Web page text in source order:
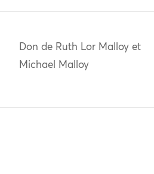
Don de Ruth Lor Malloy et
Michael Malloy